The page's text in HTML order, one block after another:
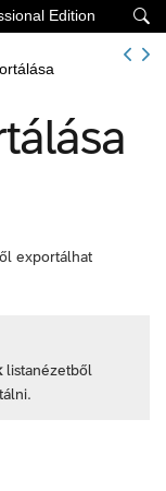

Edition
exportálhat
listanézetből